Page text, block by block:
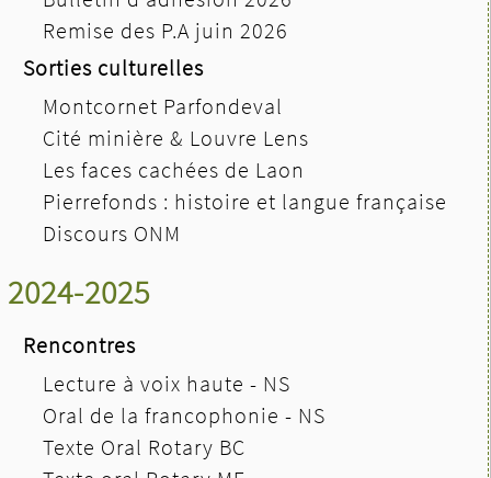
Remise des P.A juin 2026
Sorties culturelles
Montcornet Parfondeval
Cité minière & Louvre Lens
Les faces cachées de Laon
Pierrefonds : histoire et langue française
Discours ONM
2024-2025
Rencontres
Lecture à voix haute - NS
Oral de la francophonie - NS
Texte Oral Rotary BC